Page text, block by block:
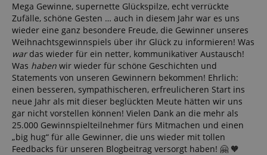
Mega Gewinne, supernette Glückspilze, echt verrückte
Zufälle, schöne Gesten … auch in diesem Jahr war es uns
wieder eine ganz besondere Freude, die Gewinner unseres
Weihnachtsgewinnspiels über ihr Glück zu informieren! Was
war das wieder für ein netter, kommunikativer Austausch!
Was haben wir wieder für schöne Geschichten und
Statements von unseren Gewinnern bekommen! Ehrlich:
einen besseren, sympathischeren, erfreulicheren Start ins
neue Jahr als mit dieser beglückten Meute hätten wir uns
gar nicht vorstellen können! Vielen Dank an die mehr als
25.000 Gewinnspielteilnehmer fürs Mitmachen und einen
„big hug“ für alle Gewinner, die uns wieder mit tollen
Feedbacks für unseren Blogbeitrag versorgt haben! 🤗 🧡